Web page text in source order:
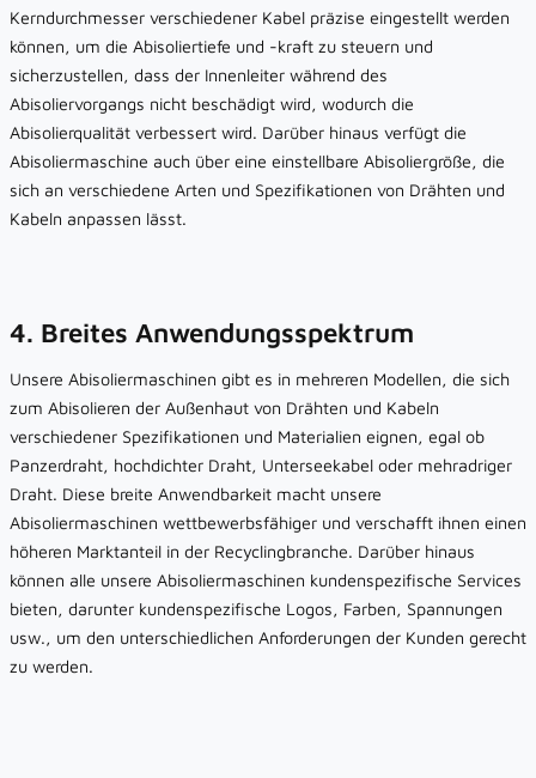
Kerndurchmesser verschiedener Kabel präzise eingestellt werden
können, um die Abisoliertiefe und -kraft zu steuern und
sicherzustellen, dass der Innenleiter während des
Abisoliervorgangs nicht beschädigt wird, wodurch die
Abisolierqualität verbessert wird. Darüber hinaus verfügt die
Abisoliermaschine auch über eine einstellbare Abisoliergröße, die
sich an verschiedene Arten und Spezifikationen von Drähten und
Kabeln anpassen lässt.
4. Breites Anwendungsspektrum
Unsere Abisoliermaschinen gibt es in mehreren Modellen, die sich
zum Abisolieren der Außenhaut von Drähten und Kabeln
verschiedener Spezifikationen und Materialien eignen, egal ob
Panzerdraht, hochdichter Draht, Unterseekabel oder mehradriger
Draht. Diese breite Anwendbarkeit macht unsere
Abisoliermaschinen wettbewerbsfähiger und verschafft ihnen einen
höheren Marktanteil in der Recyclingbranche. Darüber hinaus
können alle unsere Abisoliermaschinen kundenspezifische Services
bieten, darunter kundenspezifische Logos, Farben, Spannungen
usw., um den unterschiedlichen Anforderungen der Kunden gerecht
zu werden.